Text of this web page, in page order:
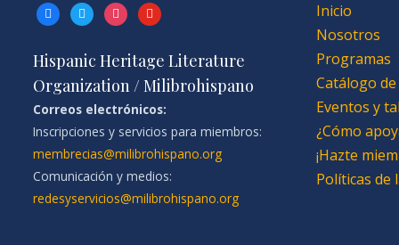
facebooktwitterinstagramyoutube
Hispanic Heritage Literature
Organization / Milibrohispano
Correos electrónicos:
Inscripciones y servicios para miembros:
membrecias@milibrohispano.org
Comunicación y medios:
redesyservicios@milibrohispano.org
Inicio
Nosotros
Programas
Catálogo
Eventos y
¿Cómo
¡Hazte
Políticas de